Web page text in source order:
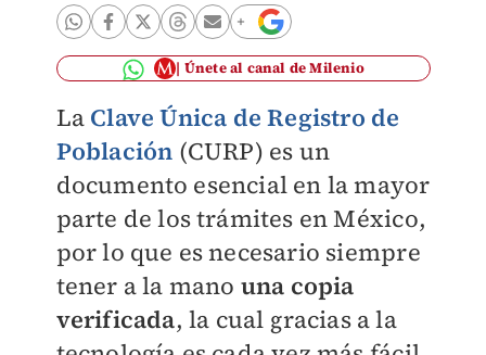
Únete al canal de Milenio
La Clave Única de Registro de
Población (CURP) es un
documento esencial en la mayor
parte de los trámites en México,
por lo que es necesario siempre
tener a la mano una copia
verificada, la cual gracias a la